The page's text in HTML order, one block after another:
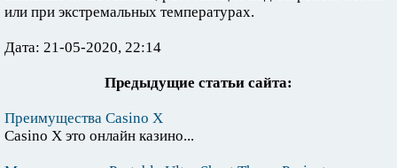
или при экстремальных температурах.
Дата: 21-05-2020, 22:14
Предыдущие статьи сайта:
Преимущества Casino X
Casino X это онлайн казино...